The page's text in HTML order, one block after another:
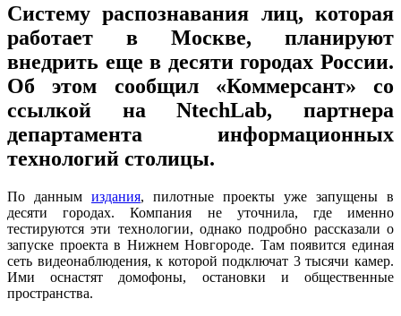
Систему распознавания лиц, которая
работает в Москве, планируют
внедрить еще в десяти городах России.
Об этом сообщил «Коммерсант» со
ссылкой на NtechLab, партнера
департамента информационных
технологий столицы.
По данным издания, пилотные проекты уже запущены в
десяти городах. Компания не уточнила, где именно
тестируются эти технологии, однако подробно рассказали о
запуске проекта в Нижнем Новгороде. Там появится единая
сеть видеонаблюдения, к которой подключат 3 тысячи камер.
Ими оснастят домофоны, остановки и общественные
пространства.